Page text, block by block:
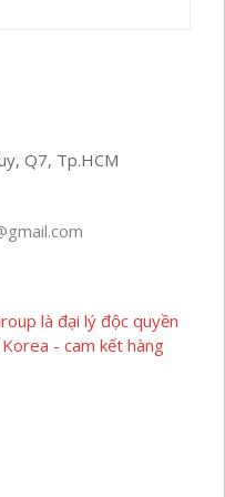
Q7, Tp.HCM
là đại lý độc quyền
- cam kết hàng